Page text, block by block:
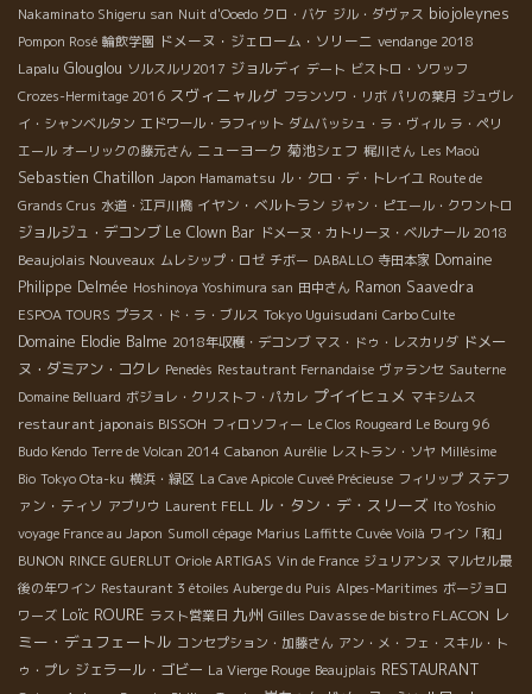
Nakaminato Shigeru san Nuit d'Ooedo クロ・バケ ジル・ダヴァス biojoleynes
Pompon Rosé 輪飲学園 ドメーヌ・ジェローム・ソリーニ vendange 2018
Lapalu Glouglou ソルスルリ2017 ジョルディ デート ビストロ・ソワッフ
Crozes-Hermitage 2016 スヴィニャルグ フランソワ・リボ パリの葉月 ジュヴレ
イ・シャンベルタン エドワール・ラフィット ダムバッシュ・ラ・ヴィル ラ・ペリ
エール オーリックの藤元さん ニューヨーク 菊池シェフ 梶川さん Les Maoù
Sebastien Chatillon Japon Hamamatsu ル・クロ・デ・トレイユ Route de
Grands Crus 水道・江戸川橋 イヤン・ベルトラン ジャン・ピエール・クワントロ
ジョルジュ・デコンブ Le Clown Bar ドメーヌ・カトリーヌ・ベルナール 2018
Beaujolais Nouveaux ムレシップ・ロゼ チボー DABALLO 寺田本家 Domaine
Philippe Delmée Hoshinoya Yoshimura san 田中さん Ramon Saavedra
ESPOA TOURS プラス・ド・ラ・ブルス Tokyo Uguisudani Carbo Culte
Domaine Elodie Balme 2018年収穫・デコンブ マス・ドゥ・レスカリダ ドメー
ヌ・ダミアン・コクレ Penedès Restautrant Fernandaise ヴァランセ Sauterne
Domaine Belluard ボジョレ・クリストフ・パカレ プイイヒュメ マキシムス
restaurant japonais BISSOH フィロソフィー Le Clos Rougeard Le Bourg 96
Budo Kendo Terre de Volcan 2014 Cabanon Aurélie レストラン・ソヤ Millésime
Bio Tokyo Ota-ku 横浜・緑区 La Cave Apicole Cuveé Précieuse フィリップ ステフ
ァン・ティソ アブリウ Laurent FELL ル・タン・デ・スリーズ Ito Yoshio
voyage France au Japon Sumoll cépage Marius Laffitte Cuvée Voilà ワイン「和」
BUNON RINCE GUERLUT Oriole ARTIGAS Vin de France ジュリアンヌ マルセル最
後の年ワイン Restaurant 3 étoiles Auberge du Puis Alpes-Maritimes ボージョロ
ワーズ Loïc ROURE ラスト営業日 九州 Gilles Davasse de bistro FLACON レ
ミー・デュフェートル コンセプション・加藤さん アン・メ・フェ・スキル・ト
ゥ・プレ ジェラール・ゴビー La Vierge Rouge Beaujplais RESTAURANT